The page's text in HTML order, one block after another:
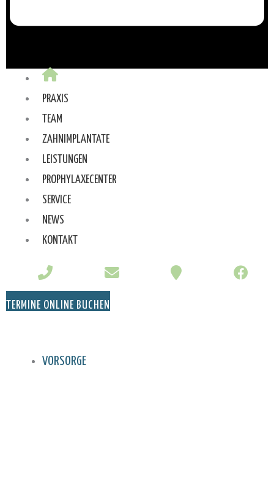
PRAXIS
TEAM
ZAHNIMPLANTATE
LEISTUNGEN
PROPHYLAXECENTER
SERVICE
NEWS
KONTAKT
TERMINE ONLINE BUCHEN
VORSORGE